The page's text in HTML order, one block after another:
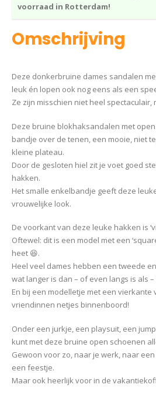
voorraad in Rotterdam!
Omschrijving
Deze donkerbruine dames sandalen
leuk én lopen ook nog eens als een
Ze zijn misschien niet heel spectaculair,
Deze bruine blokhaksandalen met
bandje over de tenen, een mooie, niet
kleine plateau.
Door de gesloten hiel zit je voet goed
hakken.
Het smalle enkelbandje geeft deze
vrouwelijke look.
De voorkant van deze leuke hakken is
Oftewel: dit is een model met een
heet 😆.
Heel veel dames hebben een tweede
wat langer is dan – of even langs is als
En bij een modelletje met een
vriendinnen netjes binnenboord!
Onder een jurkje, een playsuit, een
kunt met deze bruine open schoenen
Gewoon voor zo, naar je werk, naar
een feestje.
Maar ook heerlijk voor in de